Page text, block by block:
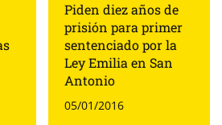
Piden diez años de
prisión para primer
sentenciado por la
Ley Emilia en San
Antonio
05/01/2016